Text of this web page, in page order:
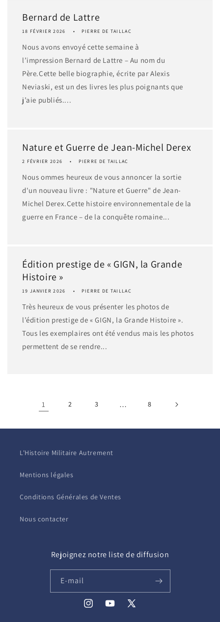
Bernard de Lattre
18 FÉVRIER 2026 PIERRE DE TAILLAC
Nous avons envoyé cette semaine à
l’impression Bernard de Lattre – Au nom du
Père.Cette belle biographie, écrite par Alexis
Neviaski, est un des livres les plus poignants que
j’aie publiés....
Nature et Guerre de Jean-Michel Derex
2 FÉVRIER 2026 PIERRE DE TAILLAC
Nous ommes heureux de vous annoncer la sortie
d'un nouveau livre : "Nature et Guerre" de Jean-
Michel Derex.Cette histoire environnementale de la
guerre en France – de la conquête romaine...
Édition prestige de « GIGN, la Grande
Histoire »
19 JANVIER 2026 PIERRE DE TAILLAC
Très heureux de vous présenter les photos de
l’édition prestige de « GIGN, la Grande Histoire ».
Tous les exemplaires ont été vendus mais les photos
permettent de se rendre...
1 2 3 … 8
L'Histoire Militaire Autrement
Mentions légales
Conditions Générales de Ventes
Nous contacter
Rejoignez notre liste de diffusion
E-mail
InstagramYouTube
X